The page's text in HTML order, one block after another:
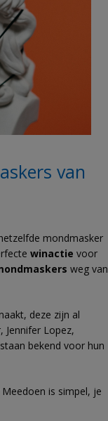
van
mondmasker
winactie voor
weg van
deze zijn al
Jennifer Lopez,
bekend voor hun
Meedoen is simpel, je